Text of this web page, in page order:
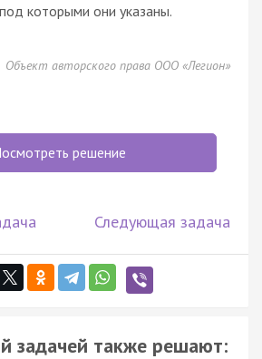
которыми они указаны.
Объект авторского права ООО «Легион»
решение
Следующая задача
задачей также решают: